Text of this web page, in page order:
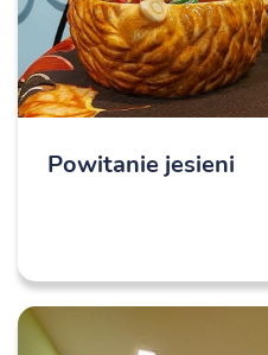
Powitanie jesieni